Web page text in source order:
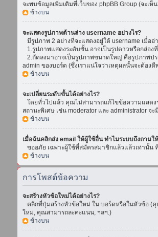
จะพบข้อมูลเพิ่มเติมที่เว็บของ phpBB Group (จะเ
ข้างบน
จะแสดงรูปภาพด้านล่าง username อย่างไร?
มีรูปภาพ 2 อย่างที่จะแสดงอยู่ใต้ username เมื่ออ่
1.รูปภาพแสดงระดับขั้น อาจเป็นรูปดาวหรือกล่อ
2.ถัดลงมาอาจเป็นรูปภาพขนาดใหญ่ คือรูปภาพป
admin ของบอร์ด (ซึ่งเราแน่ใจว่าเหตุผลนั้นจะต้องดี
ข้างบน
จะเปลี่ยนระดับขั้นได้อย่างไร?
โดยทั่วไปแล้ว คุณไม่สามารถแก้ไขข้อความแสด
สถานะพิเศษ เช่น moderator และ administrator
ข้างบน
เมื่อฉันคลิกส่ง email ให้ผู้ใช้อื่น ทำไมระบบถึงถามใ
ขออภัย เฉพาะผู้ใช้ที่สมัครสมาชิกแล้วแล้วเท่านั้น
ข้างบน
การโพสต์ข้อความ
จะสร้างหัวข้อใหม่ได้อย่างไร?
คลิกที่ปุ่มสร้างหัวข้อใหม่ ใน บอร์ดหรือในหัวข้อ (
ใหม่, คุณสามารถละคะแนน, ฯลฯ.)
ข้างบน